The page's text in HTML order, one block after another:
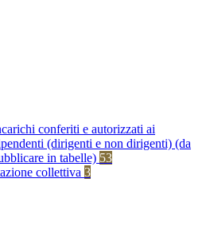
conferiti e autorizzati ai
(dirigenti e non dirigenti) (da
in tabelle) 53
collettiva 3